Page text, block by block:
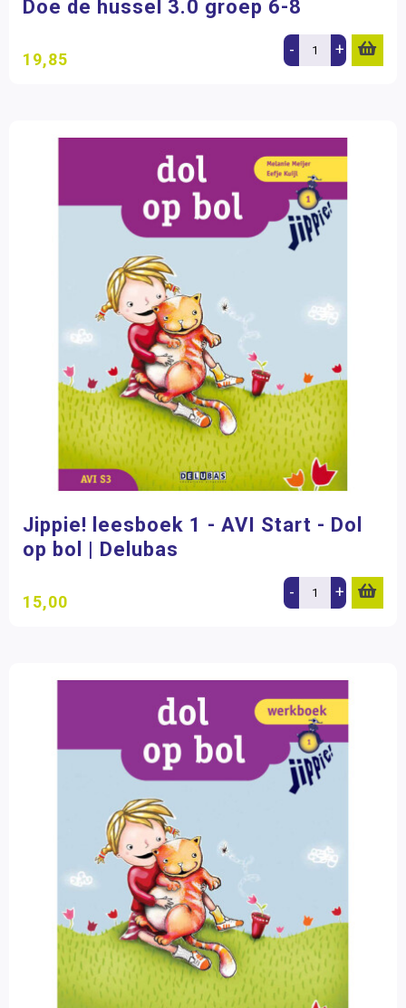
Doe de hussel 3.0 groep 6-8
19,85 - +
Jippie! leesboek 1 - AVI Start - Dol
op bol | Delubas
15,00 - +